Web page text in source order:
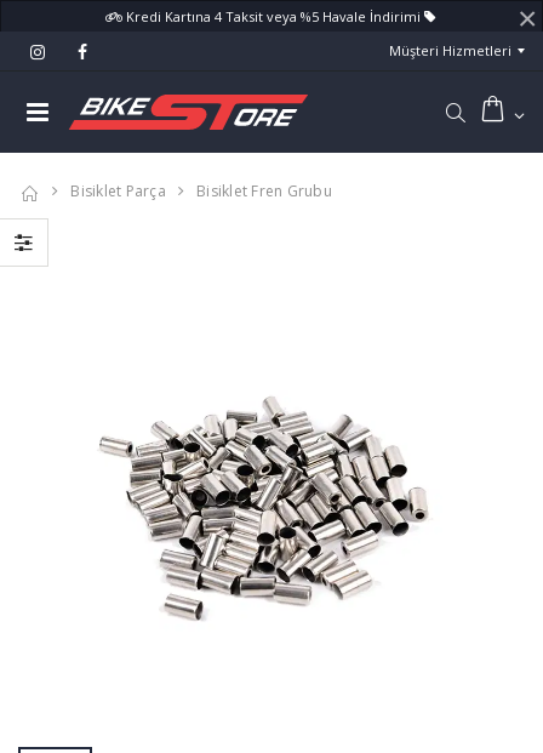
Kredi Kartına 4 Taksit veya %5 Havale İndirimi ×
Müşteri Hizmetleri
Bisiklet Parça Bisiklet Fren Grubu